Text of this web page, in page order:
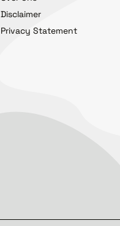
Disclaimer
Privacy Statement